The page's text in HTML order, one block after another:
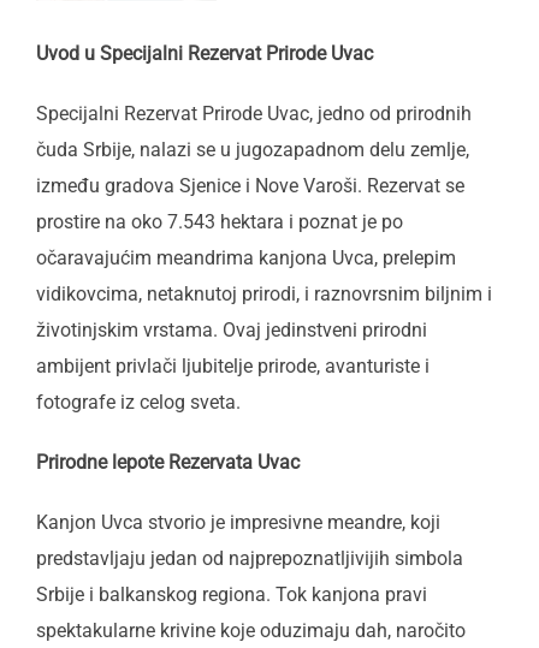
Uvod u Specijalni Rezervat Prirode Uvac
Specijalni Rezervat Prirode Uvac, jedno od prirodnih
čuda Srbije, nalazi se u jugozapadnom delu zemlje,
između gradova Sjenice i Nove Varoši. Rezervat se
prostire na oko 7.543 hektara i poznat je po
očaravajućim meandrima kanjona Uvca, prelepim
vidikovcima, netaknutoj prirodi, i raznovrsnim biljnim i
životinjskim vrstama. Ovaj jedinstveni prirodni
ambijent privlači ljubitelje prirode, avanturiste i
fotografe iz celog sveta.
Prirodne lepote Rezervata Uvac
Kanjon Uvca stvorio je impresivne meandre, koji
predstavljaju jedan od najprepoznatljivijih simbola
Srbije i balkanskog regiona. Tok kanjona pravi
spektakularne krivine koje oduzimaju dah, naročito